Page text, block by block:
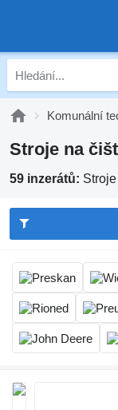
Komunální
Stroje na
59 inzerátů: